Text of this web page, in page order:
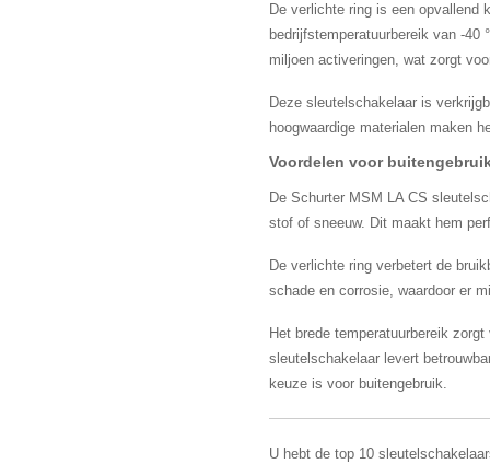
De verlichte ring is een opvallend
bedrijfstemperatuurbereik van -40
miljoen activeringen, wat zorgt
Deze sleutelschakelaar is
hoogwaardige materialen maken
Voordelen voor
De Schurter MSM LA CS
stof of sneeuw. Dit maakt hem
De verlichte ring verbetert de
schade en corrosie, waardoor er
Het brede temperatuurbereik
sleutelschakelaar levert
keuze is voor buitengebruik.
U hebt de top 10